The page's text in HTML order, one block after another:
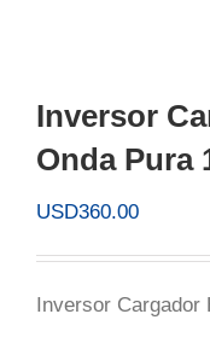
Inversor
Onda Pura
USD360.00
Inversor Cargador